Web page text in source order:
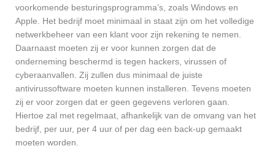
voorkomende besturingsprogramma’s, zoals Windows en
Apple. Het bedrijf moet minimaal in staat zijn om het volledige
netwerkbeheer van een klant voor zijn rekening te nemen.
Daarnaast moeten zij er voor kunnen zorgen dat de
onderneming beschermd is tegen hackers, virussen of
cyberaanvallen. Zij zullen dus minimaal de juiste
antivirussoftware moeten kunnen installeren. Tevens moeten
zij er voor zorgen dat er geen gegevens verloren gaan.
Hiertoe zal met regelmaat, afhankelijk van de omvang van het
bedrijf, per uur, per 4 uur of per dag een back-up gemaakt
moeten worden.